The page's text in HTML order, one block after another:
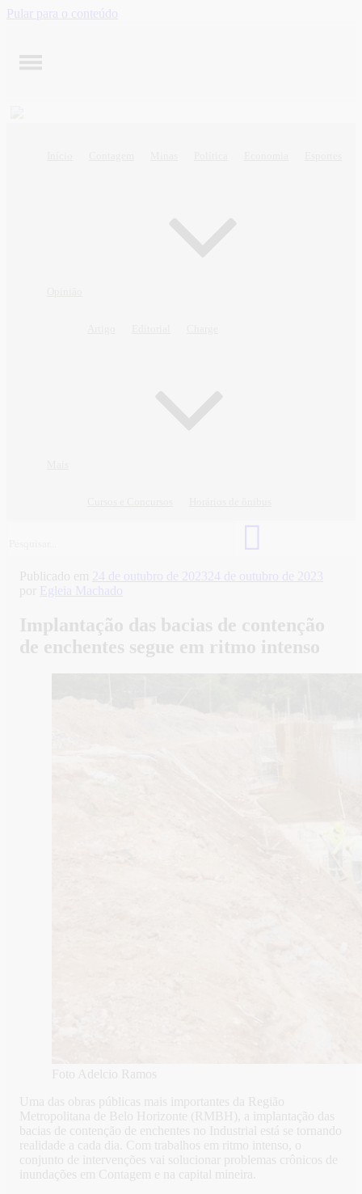
Pular para o conteúdo
Publicado em 24 de outubro de 2023 24 de outubro de 2023
por
Egleia Machado
Implantação das bacias de contenção
de enchentes segue em ritmo intenso
Foto Adelcio Ramos
Uma das obras públicas mais importantes da Região
Metropolitana de Belo Horizonte (RMBH), a implantação das
bacias de contenção de enchentes no Industrial está se tornando
realidade a cada dia. Com trabalhos em ritmo intenso, o
conjunto de intervenções vai solucionar problemas crônicos de
inundações em Contagem e na capital mineira.